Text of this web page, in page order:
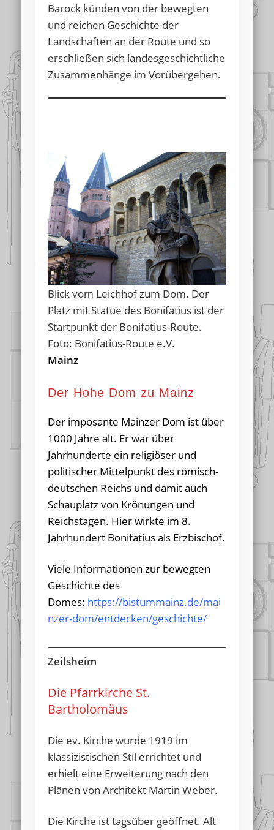
Barock künden von der bewegten
und reichen Geschichte der
Landschaften an der Route und so
erschließen sich landesgeschichtliche
Zusammenhänge im Vorübergehen.
Blick vom Leichhof zum Dom. Der
Platz mit Statue des Bonifatius ist der
Startpunkt der Bonifatius-Route.
Foto: Bonifatius-Route e.V.
Mainz
Der Hohe Dom zu Mainz
Der imposante Mainzer Dom ist über
1000 Jahre alt. Er war über
Jahrhunderte ein religiöser und
politischer Mittelpunkt des römisch-
deutschen Reichs und damit auch
Schauplatz von Krönungen und
Reichstagen. Hier wirkte im 8.
Jahrhundert Bonifatius als Erzbischof.
Viele Informationen zur bewegten
Geschichte des
Domes: https://bistummainz.de/mai
nzer-dom/entdecken/geschichte/
Zeilsheim
Die Pfarrkirche St.
Bartholomäus
Die ev. Kirche wurde 1919 im
klassizistischen Stil errichtet und
erhielt eine Erweiterung nach den
Plänen von Architekt Martin Weber.
Die Kirche ist tagsüber geöffnet. Alt